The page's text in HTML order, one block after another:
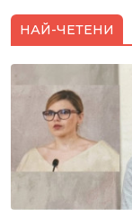
НАЙ-ЧЕТЕНИ